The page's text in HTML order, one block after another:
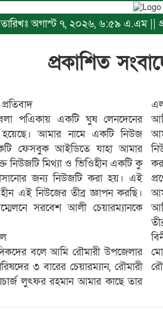
তারিখঃ অগাস্ট ৭, ২০২৬, ৬:৫৯ এ.এম ||
প্রকাশিত
পএিকায় একটি ঘুষ লেনদেনের
আমার নামে একটি নিউজ
ফেসবুক আইডিতে যাহা আমার
নিউজটি মিথ্যা ও ভিওিহীন একটি কু
জন্য নিউজটি করা হয়। এই
এই নিউজের তীব্র জ্ঞাপন করছি।
সরবেশ আলী চেয়ারম্যানকে
বলে আমি রৌমারী উপজেলার
৩ বারের চেয়ারম্যান, রৌমারী
লুৎফর রহমান আমার কাছে তার